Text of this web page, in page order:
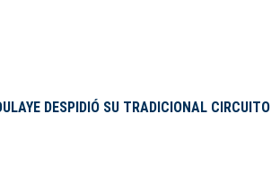
DESPIDIÓ SU TRADICIONAL CIRCUITO